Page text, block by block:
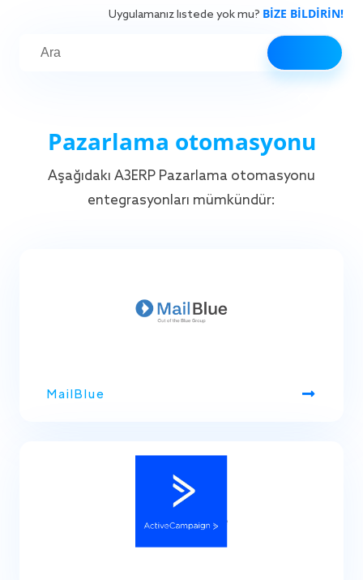
Uygulamanız listede yok mu? BİZE BİLDİRİN!
Pazarlama otomasyonu
Aşağıdaki A3ERP Pazarlama otomasyonu
entegrasyonları mümkündür:
MailBlue